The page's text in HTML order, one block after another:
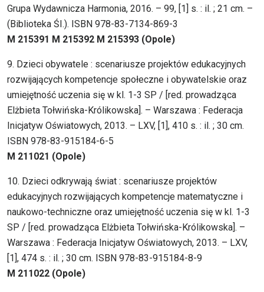
Grupa Wydawnicza Harmonia, 2016. – 99, [1] s. : il. ; 21 cm. –
(Biblioteka ŚI.). ISBN 978-83-7134-869-3
M 215391 M 215392 M 215393 (Opole)
9. Dzieci obywatele : scenariusze projektów edukacyjnych
rozwijających kompetencje społeczne i obywatelskie oraz
umiejętność uczenia się w kl. 1-3 SP / [red. prowadząca
Elżbieta Tołwińska-Królikowska]. – Warszawa : Federacja
Inicjatyw Oświatowych, 2013. – LXV, [1], 410 s. : il. ; 30 cm.
ISBN 978-83-915184-6-5
M 211021 (Opole)
10. Dzieci odkrywają świat : scenariusze projektów
edukacyjnych rozwijających kompetencje matematyczne i
naukowo-techniczne oraz umiejętność uczenia się w kl. 1-3
SP / [red. prowadząca Elżbieta Tołwińska-Królikowska]. –
Warszawa : Federacja Inicjatyw Oświatowych, 2013. – LXV,
[1], 474 s. : il. ; 30 cm. ISBN 978-83-915184-8-9
M 211022 (Opole)